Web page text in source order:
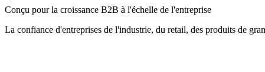
Conçu pour la croissance B2B à l'échelle de l'entreprise
La confiance d'entreprises de l'industrie, du retail, des produits de